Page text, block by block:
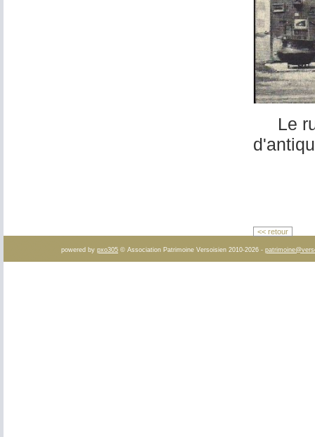
Le
<< retour
powered by pxo305 © Association Patrimoine Versoisien 2010-2026 -